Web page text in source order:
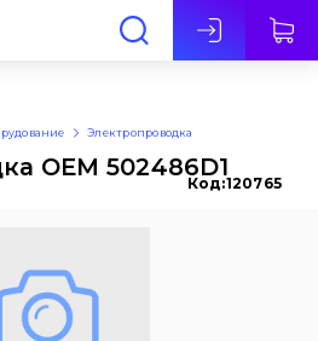
Электропроводка
OEM 502486D1
Код:120765